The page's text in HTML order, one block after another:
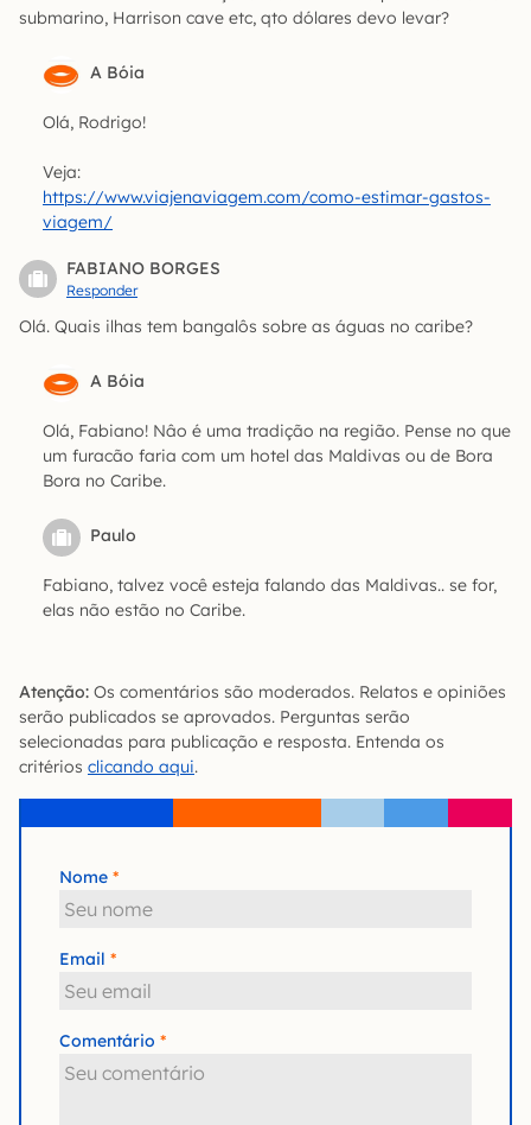
submarino, Harrison cave etc, qto dólares devo levar?
A Bóia
Olá, Rodrigo!
Veja:
https://www.viajenaviagem.com/como-estimar-gastos-
viagem/
FABIANO BORGES
Responder
Olá. Quais ilhas tem bangalôs sobre as águas no caribe?
A Bóia
Olá, Fabiano! Nâo é uma tradição na região. Pense no que
um furacão faria com um hotel das Maldivas ou de Bora
Bora no Caribe.
Paulo
Fabiano, talvez você esteja falando das Maldivas.. se for,
elas não estão no Caribe.
Atenção: Os comentários são moderados. Relatos e opiniões
serão publicados se aprovados. Perguntas serão
selecionadas para publicação e resposta. Entenda os
critérios clicando aqui.
Nome
Email
Comentário